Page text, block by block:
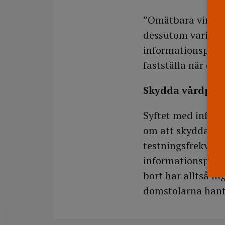
”Omätbara
dessutom
fastställa när det
Skydda
Syftet med
om att skydda
bort har alltså
domstolarna